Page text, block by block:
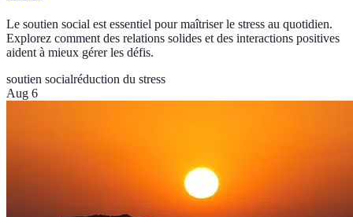
Le soutien social est essentiel pour maîtriser le stress au quotidien.
Explorez comment des relations solides et des interactions positives
aident à mieux gérer les défis.
soutien socialréduction du stress
Aug 6